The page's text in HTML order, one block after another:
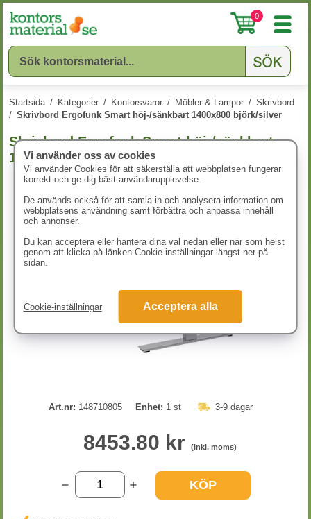
0
Startsida / Kategorier / Kontorsvaror / Möbler & Lampor / Skrivbord
/ Skrivbord Ergofunk Smart höj-/sänkbart 1400x800 björk/silver
Skrivbord Ergofunk Smart höj-/sänkbart
1400x800 björk/silver
Art.nr: 148710805 Enhet: 1 st 3-9 dagar
8453.80 kr (inkl. moms)
KÖP
Vi använder oss av cookies
Vi använder Cookies för att säkerställa att webbplatsen fungerar
korrekt och ge dig bäst användarupplevelse.
De används också för att samla in och analysera information om
webbplatsens användning samt förbättra och anpassa innehåll
och annonser.
Du kan acceptera eller hantera dina val nedan eller när som helst
genom att klicka på länken Cookie-inställningar längst ner på
sidan.
Cookie-inställningar Acceptera alla